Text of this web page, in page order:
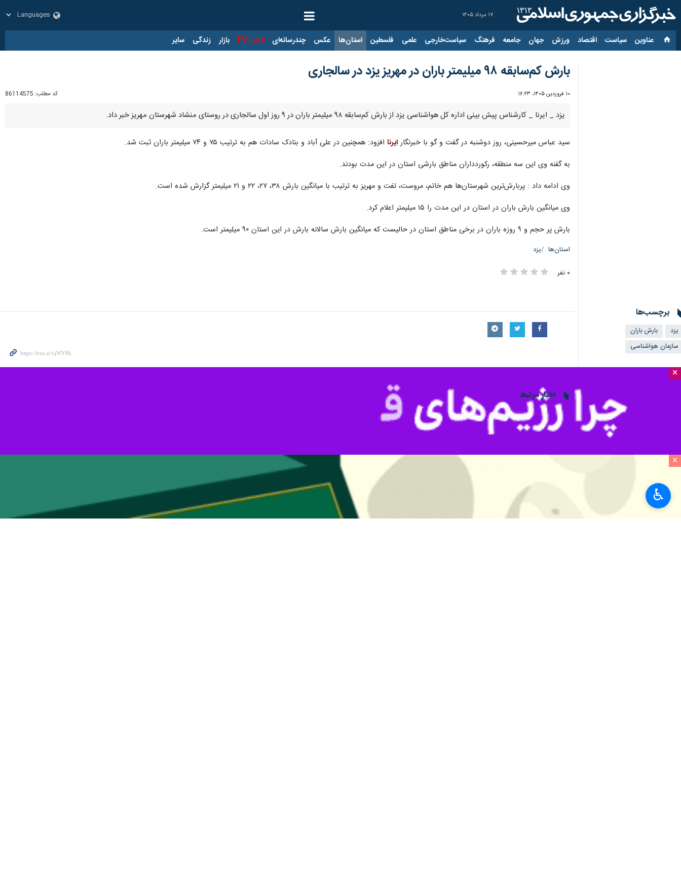
۱۷ مرداد ۱۴۰۵
عناوین‌ سیاست اقتصاد ورزش جهان جامعه فرهنگ سیاست‌خارجی علمی فلسطین استان‌ها عکس چندرسانه‌ای ایرنا TV بازار زندگی سایر
×
×
بارش کم‌سابقه ۹۸ میلیمتر باران در مهریز یزد در سالجاری
۱۰ فروردین ۱۴۰۵، ۱۶:۲۳ کد مطلب: 86114575
یزد _ ایرنا _ کارشناس پیش بینی اداره کل هواشناسی یزد از بارش کم‌سابقه ۹۸ میلیمتر باران در ۹ روز اول سالجاری در روستای منشاد شهرستان مهریز خبر داد.
سید عباس میرحسینی، روز دوشنبه در گفت و گو با خبرنگارایرنا افزود: همچنین در علی آباد و بنادک سادات هم به ترتیب ۷۵ و ۷۴ میلیمتر باران ثبت شد.
به گفنه وی این سه منطقه، رکوردداران مناطق بارشی استان در این مدت بودند.
وی ادامه داد : پربارش‌ترین شهرستان‌ها هم خاتم، مروست، تفت و مهریز به ترتیب با میانگین بارش ۳۸، ۲۷، ۲۲ و ۲۱ میلیمتر گزارش شده است.
وی میانگین بارش باران در استان در این مدت را ۱۵ میلیمتر اعلام کرد.
بارش پر حجم و ۹ روزه باران در برخی مناطق استان در حالیست که میانگین بارش سالانه بارش در این استان ۹۰ میلیمتر است.
استان‌ها یزد
۰ نفر
برچسب‌ها
یزد
بارش باران
سازمان هواشناسی
اخبار مرتبط
فیلم/ جاری شدن رودخانه طزرجان یزد
یزد- ایرنا- بارندگی‌های روز گذشته در شهرستان تفت استان یزد باعث جاری شدن رودخانه‌های فصلی در…
پیش بینی بارش‌ها در کشور تا پایان تعطیلات
تهران- ایرنا- بر پایه پیش‌بینی سازمان هواشناسی، تا پایان تعطیلات نوروزی در مناطق مختلف کشور…
باران یکسال استان یزد طی یک هفته در مهریز فرود آمد
♿︎